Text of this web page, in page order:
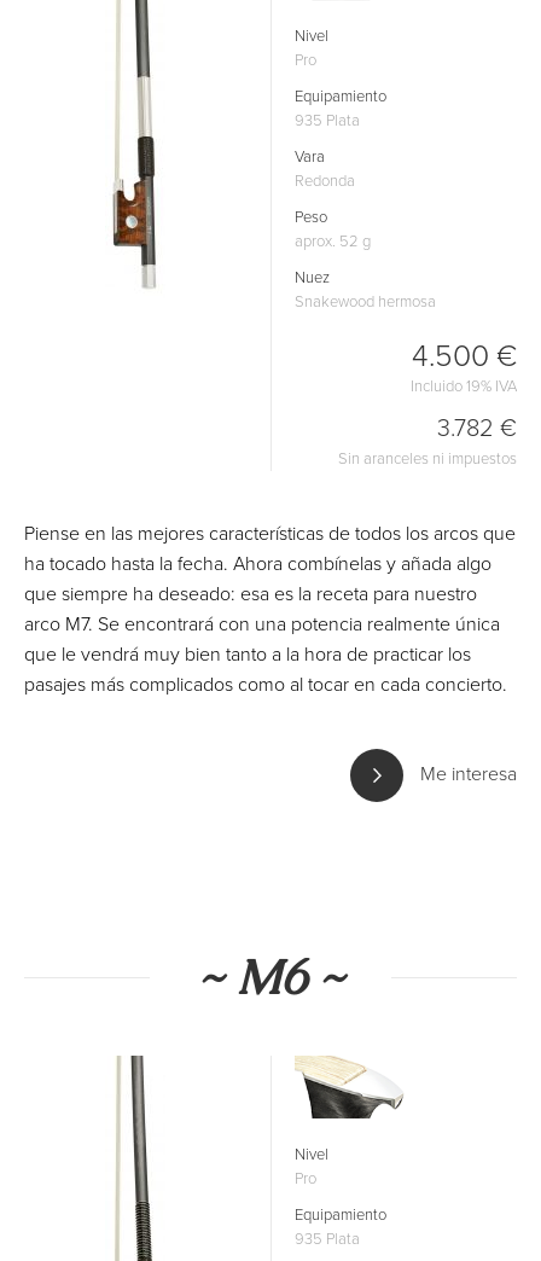
Nivel
Pro
Equipamiento
935 Plata
Vara
Redonda
Peso
aprox. 52 g
Nuez
Snakewood hermosa
4.500 €
Incluido 19% IVA
3.782 €
Sin aranceles ni impuestos
Piense en las mejores características de todos los arcos que
ha tocado hasta la fecha. Ahora combínelas y añada algo
que siempre ha deseado: esa es la receta para nuestro
arco M7. Se encontrará con una potencia realmente única
que le vendrá muy bien tanto a la hora de practicar los
pasajes más complicados como al tocar en cada concierto.
Me interesa
~ M6 ~
Nivel
Pro
Equipamiento
935 Plata